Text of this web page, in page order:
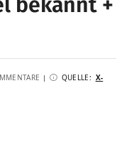
QUELLE: X-